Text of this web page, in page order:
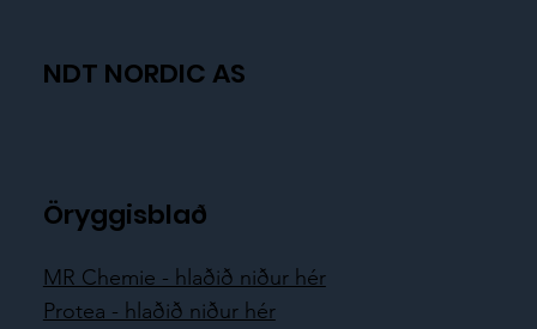
NDT NORDIC AS
Öryggisblað
MR Chemie - hlaðið niður hér
Protea - hlaðið niður hér